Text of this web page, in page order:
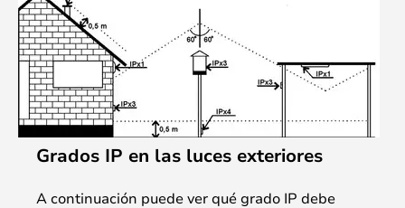
Grados IP en las luces exteriores
A continuación puede ver qué grado IP debe